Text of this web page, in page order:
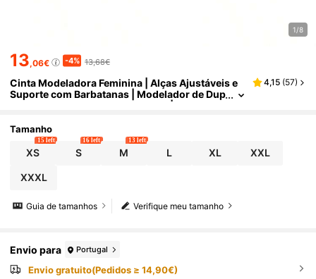
1/8
13,06€ -4% 13,68€
Cinta Modeladora Feminina | Alças Ajustáveis e
Suporte com Barbatanas | Modelador de Dup
la Compressão, Fecho com Zíper | Preto Eleg
Abdominal, Melhora a Silhueta e a Cintura | Fech
o de Zíper | Roupa Modeladora Abdominal
4,15 (57)
Tamanho
XS
15 left
S
16 left
M
13 left
L XL XXL
XXXL
Verifique meu tamanho
Guia de tamanhos
Envio para Portugal
Envio gratuito(Pedidos ≥ 14,90€)